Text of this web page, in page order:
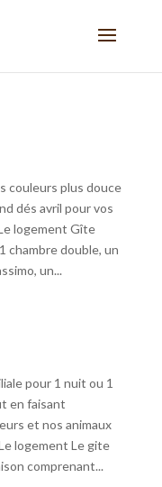
couleurs plus douce
dés avril pour vos
logement Gîte
chambre double, un
un...
pour 1 nuit ou 1
en faisant
et nos animaux
logement Le gite
comprenant...